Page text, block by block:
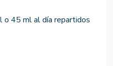
o 45 ml al día repartidos